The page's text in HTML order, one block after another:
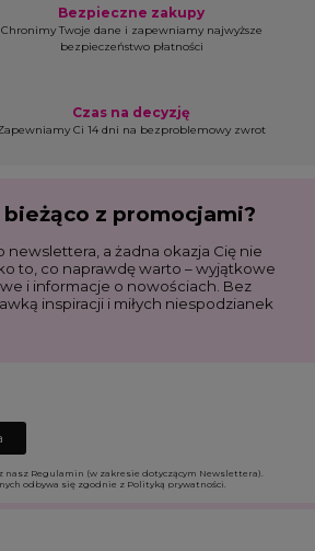
Bezpieczne zakupy
Chronimy Twoje dane i zapewniamy najwyższe
bezpieczeństwo płatności
Czas na decyzję
Ci 14 dni na bezproblemowy zwrot
bieżąco z promocjami?
newslettera, a żadna okazja Cię nie
to, co naprawdę warto – wyjątkowe
i informacje o nowościach. Bez
inspiracji i miłych niespodzianek
nasz Regulamin (w zakresie dotyczącym Newslettera).
odbywa się zgodnie z Polityką prywatności.